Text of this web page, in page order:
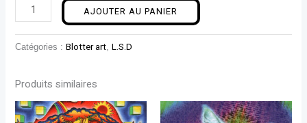
AJOUTER AU PANIER
Catégories :Blotter art,L.S.D
Produits similaires